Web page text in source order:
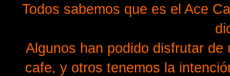
Todos sabemos que es el Ace
Algunos han podido disfrutar
cafe, y otros tenemos la